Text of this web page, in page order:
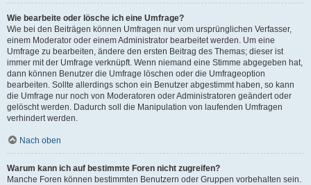
Wie bearbeite oder lösche ich eine Umfrage?
Wie bei den Beiträgen können Umfragen nur vom ursprünglichen Verfasser,
einem Moderator oder einem Administrator bearbeitet werden. Um eine
Umfrage zu bearbeiten, ändere den ersten Beitrag des Themas; dieser ist
immer mit der Umfrage verknüpft. Wenn niemand eine Stimme abgegeben hat,
dann können Benutzer die Umfrage löschen oder die Umfrageoption
bearbeiten. Sollte allerdings schon ein Benutzer abgestimmt haben, so kann
die Umfrage nur noch von Moderatoren oder Administratoren geändert oder
gelöscht werden. Dadurch soll die Manipulation von laufenden Umfragen
verhindert werden.
Nach oben
Warum kann ich auf bestimmte Foren nicht zugreifen?
Manche Foren können bestimmten Benutzern oder Gruppen vorbehalten sein.